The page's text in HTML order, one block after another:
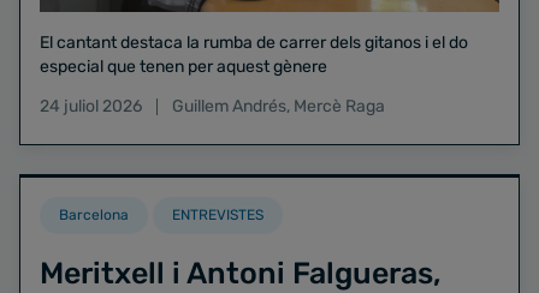
El cantant destaca la rumba de carrer dels gitanos i el do
especial que tenen per aquest gènere
24 juliol 2026
Guillem Andrés, Mercè Raga
Barcelona ENTREVISTES
Meritxell i Antoni Falgueras,